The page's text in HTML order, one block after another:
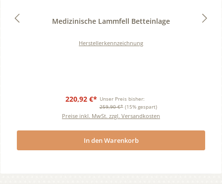
Durchschnittliche Bewertung von 0 von 5 Sternen
Medizinische Lammfell Betteinlage
Herstellerkennzeichnung
220,92 €* Unser Preis bisher:
259,90 €* (15% gespart)
Preise inkl. MwSt. zzgl. Versandkosten
In den Warenkorb